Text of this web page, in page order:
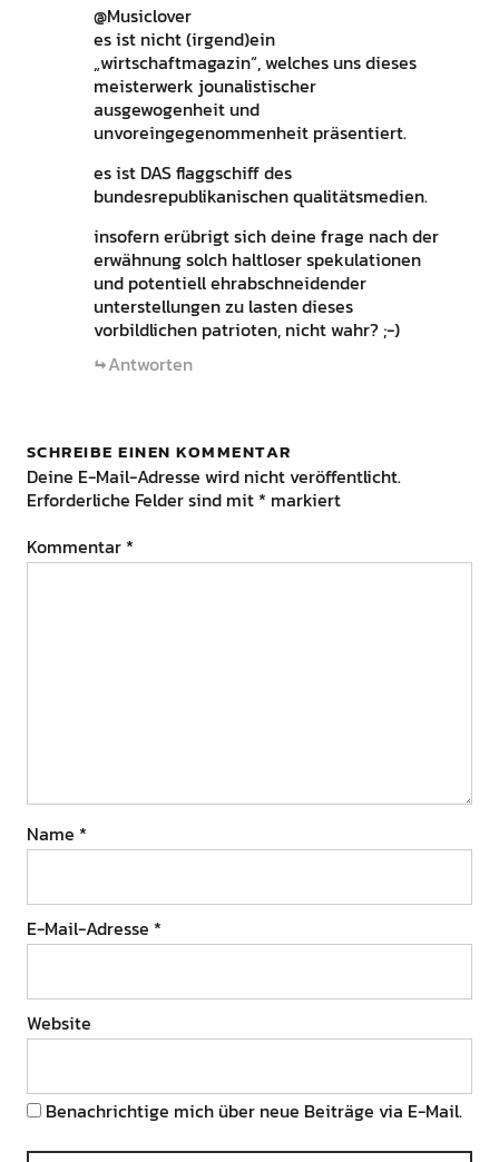
@Musiclover
es ist nicht (irgend)ein
„wirtschaftmagazin“, welches uns dieses
meisterwerk jounalistischer
ausgewogenheit und
unvoreingegenommenheit präsentiert.
es ist DAS flaggschiff des
bundesrepublikanischen qualitätsmedien.
insofern erübrigt sich deine frage nach der
erwähnung solch haltloser spekulationen
und potentiell ehrabschneidender
unterstellungen zu lasten dieses
vorbildlichen patrioten, nicht wahr? ;-)
Antworten
SCHREIBE EINEN KOMMENTAR
Deine E-Mail-Adresse wird nicht veröffentlicht.
Erforderliche Felder sind mit * markiert
Kommentar *
Name *
E-Mail-Adresse *
Website
Benachrichtige mich über neue Beiträge via E-Mail.